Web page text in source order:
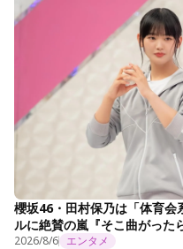
櫻坂46・田村保乃は「体育会
ルに絶賛の嵐『そこ曲がった
2026/8/6 エンタメ